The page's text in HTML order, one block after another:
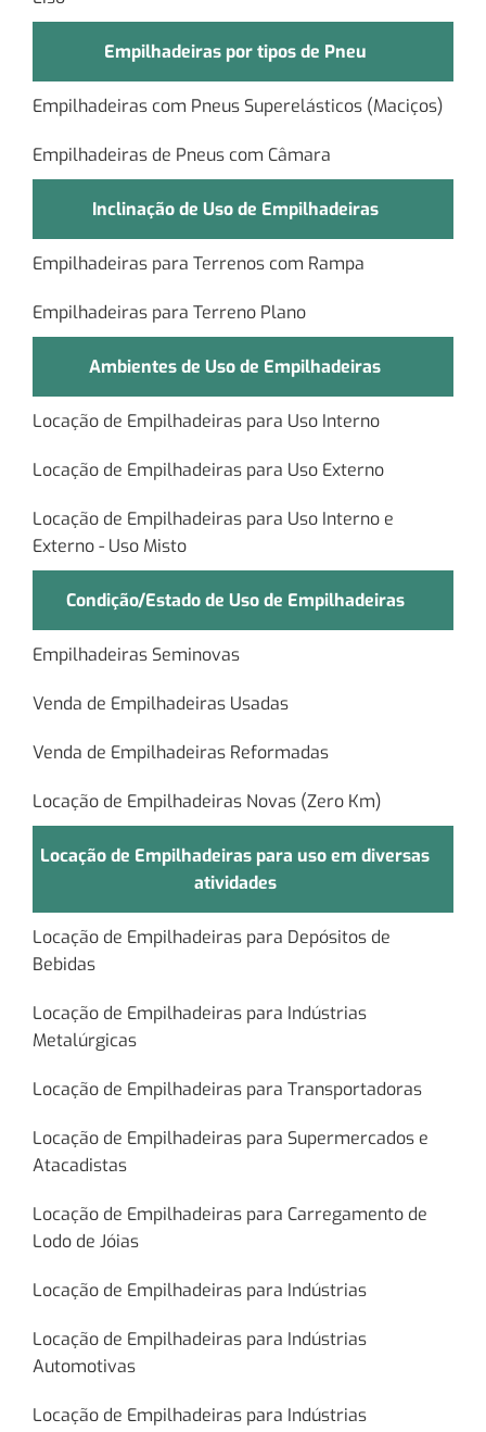
Empilhadeiras por tipos de Pneu
Empilhadeiras com Pneus Superelásticos (Maciços)
Empilhadeiras de Pneus com Câmara
Inclinação de Uso de Empilhadeiras
Empilhadeiras para Terrenos com Rampa
Empilhadeiras para Terreno Plano
Ambientes de Uso de Empilhadeiras
Locação de Empilhadeiras para Uso Interno
Locação de Empilhadeiras para Uso Externo
Locação de Empilhadeiras para Uso Interno e
Externo - Uso Misto
Condição/Estado de Uso de Empilhadeiras
Empilhadeiras Seminovas
Venda de Empilhadeiras Usadas
Venda de Empilhadeiras Reformadas
Locação de Empilhadeiras Novas (Zero Km)
Locação de Empilhadeiras para uso em diversas
atividades
Locação de Empilhadeiras para Depósitos de
Bebidas
Locação de Empilhadeiras para Indústrias
Metalúrgicas
Locação de Empilhadeiras para Transportadoras
Locação de Empilhadeiras para Supermercados e
Atacadistas
Locação de Empilhadeiras para Carregamento de
Lodo de Jóias
Locação de Empilhadeiras para Indústrias
Locação de Empilhadeiras para Indústrias
Automotivas
Locação de Empilhadeiras para Indústrias